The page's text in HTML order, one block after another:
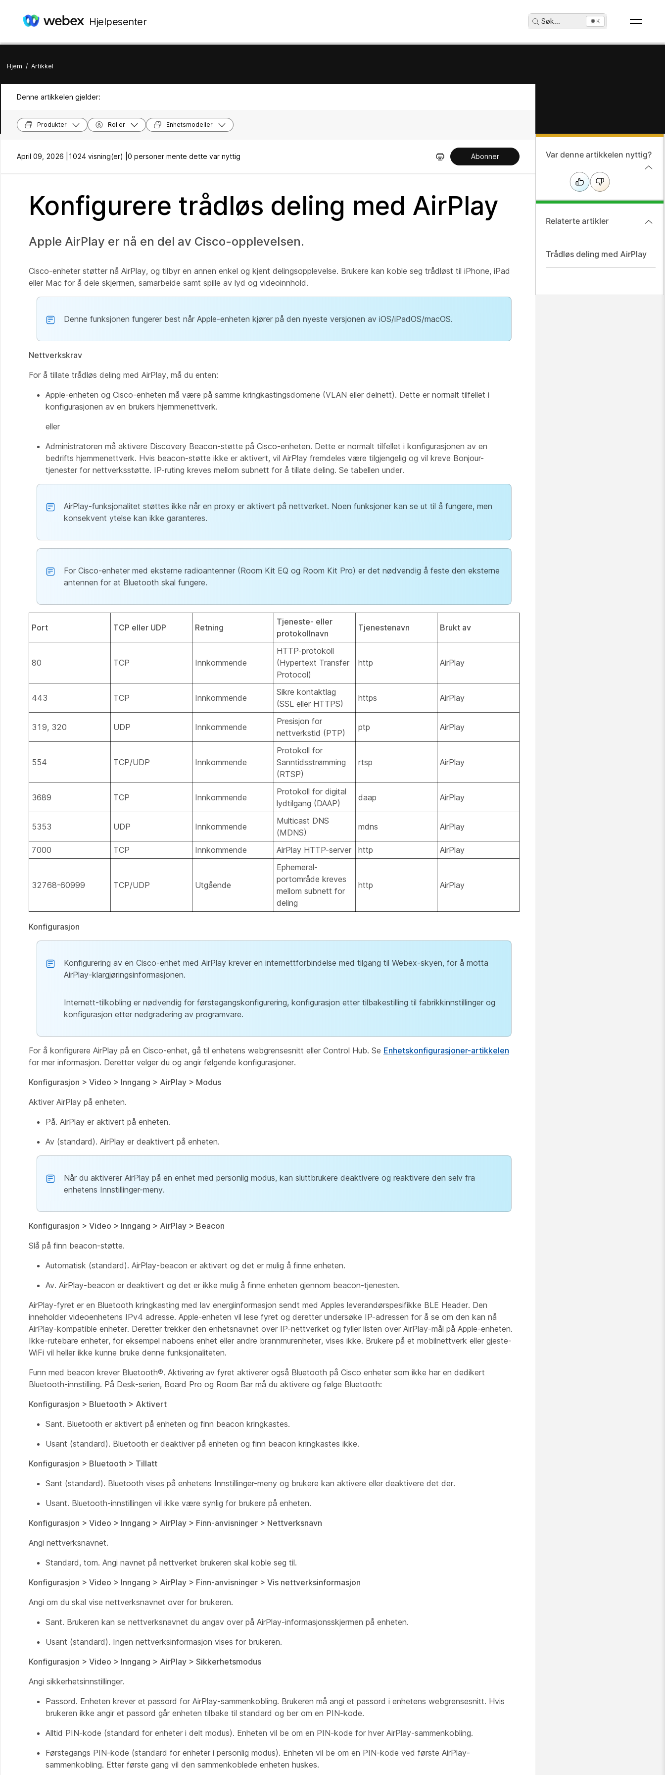
Hjelpesenter Søk... ⌘K
Hjem / Artikkel
Denne artikkelen gjelder:
Produkter Roller Enhetsmodeller
April 09, 2026 | 1024 visning(er) | 0 personer mente dette var nyttig Abonner
Konfigurere trådløs deling med AirPlay
Apple AirPlay er nå en del av Cisco-opplevelsen.
Cisco-enheter støtter nå AirPlay, og tilbyr en annen enkel og kjent delingsopplevelse. Brukere kan koble seg trådløst til iPhone, iPad
eller Mac for å dele skjermen, samarbeide samt spille av lyd og videoinnhold.
Denne funksjonen fungerer best når Apple-enheten kjører på den nyeste versjonen av iOS/iPadOS/macOS.
Nettverkskrav
For å tillate trådløs deling med AirPlay, må du enten:
Apple-enheten og Cisco-enheten må være på samme kringkastingsdomene (VLAN eller delnett). Dette er normalt tilfellet i
konfigurasjonen av en brukers hjemmenettverk.
eller
Administratoren må aktivere Discovery Beacon-støtte på Cisco-enheten. Dette er normalt tilfellet i konfigurasjonen av en
bedrifts hjemmenettverk. Hvis beacon-støtte ikke er aktivert, vil AirPlay fremdeles være tilgjengelig og vil kreve Bonjour-
tjenester for nettverksstøtte. IP-ruting kreves mellom subnett for å tillate deling. Se tabellen under.
AirPlay-funksjonalitet støttes ikke når en proxy er aktivert på nettverket. Noen funksjoner kan se ut til å fungere, men
konsekvent ytelse kan ikke garanteres.
For Cisco-enheter med eksterne radioantenner (Room Kit EQ og Room Kit Pro) er det nødvendig å feste den eksterne
antennen for at Bluetooth skal fungere.
Port TCP eller UDP Retning
Tjeneste- eller
protokollnavn
Tjenestenavn Brukt av
80 TCP Innkommende
HTTP-protokoll
(Hypertext Transfer
Protocol)
http AirPlay
443 TCP Innkommende
Sikre kontaktlag
(SSL eller HTTPS)
https AirPlay
319, 320 UDP Innkommende
Presisjon for
nettverkstid (PTP)
ptp AirPlay
554 TCP/UDP Innkommende
Protokoll for
Sanntidsstrømming
(RTSP)
rtsp AirPlay
3689 TCP Innkommende
Protokoll for digital
lydtilgang (DAAP)
daap AirPlay
5353 UDP Innkommende
Multicast DNS
(MDNS)
mdns AirPlay
7000 TCP Innkommende AirPlay HTTP-server http AirPlay
32768-60999 TCP/UDP Utgående
Ephemeral-
portområde kreves
mellom subnett for
deling
http AirPlay
Konfigurasjon
Konfigurering av en Cisco-enhet med AirPlay krever en internettforbindelse med tilgang til Webex-skyen, for å motta
AirPlay-klargjøringsinformasjonen.
Internett-tilkobling er nødvendig for førstegangskonfigurering, konfigurasjon etter tilbakestilling til fabrikkinnstillinger og
konfigurasjon etter nedgradering av programvare.
For å konfigurere AirPlay på en Cisco-enhet, gå til enhetens webgrensesnitt eller Control Hub. Se Enhetskonfigurasjoner-artikkelen
for mer informasjon. Deretter velger du og angir følgende konfigurasjoner.
Konfigurasjon > Video > Inngang > AirPlay > Modus
Aktiver AirPlay på enheten.
På. AirPlay er aktivert på enheten.
Av (standard). AirPlay er deaktivert på enheten.
Når du aktiverer AirPlay på en enhet med personlig modus, kan sluttbrukere deaktivere og reaktivere den selv fra
enhetens Innstillinger-meny.
Konfigurasjon > Video > Inngang > AirPlay > Beacon
Slå på finn beacon-støtte.
Automatisk (standard). AirPlay-beacon er aktivert og det er mulig å finne enheten.
Av. AirPlay-beacon er deaktivert og det er ikke mulig å finne enheten gjennom beacon-tjenesten.
AirPlay-fyret er en Bluetooth kringkasting med lav energiinformasjon sendt med Apples leverandørspesifikke BLE Header. Den
inneholder videoenhetens IPv4 adresse. Apple-enheten vil lese fyret og deretter undersøke IP-adressen for å se om den kan nå
AirPlay-kompatible enheter. Deretter trekker den enhetsnavnet over IP-nettverket og fyller listen over AirPlay-mål på Apple-enheten.
Ikke-rutebare enheter, for eksempel naboens enhet eller andre brannmurenheter, vises ikke. Brukere på et mobilnettverk eller gjeste-
WiFi vil heller ikke kunne bruke denne funksjonaliteten.
Funn med beacon krever Bluetooth®. Aktivering av fyret aktiverer også Bluetooth på Cisco enheter som ikke har en dedikert
Bluetooth-innstilling. På Desk-serien, Board Pro og Room Bar må du aktivere og følge Bluetooth:
Konfigurasjon > Bluetooth > Aktivert
Sant. Bluetooth er aktivert på enheten og finn beacon kringkastes.
Usant (standard). Bluetooth er deaktiver på enheten og finn beacon kringkastes ikke.
Konfigurasjon > Bluetooth > Tillatt
Sant (standard). Bluetooth vises på enhetens Innstillinger-meny og brukere kan aktivere eller deaktivere det der.
Usant. Bluetooth-innstillingen vil ikke være synlig for brukere på enheten.
Konfigurasjon > Video > Inngang > AirPlay > Finn-anvisninger > Nettverksnavn
Angi nettverksnavnet.
Standard, tom. Angi navnet på nettverket brukeren skal koble seg til.
Konfigurasjon > Video > Inngang > AirPlay > Finn-anvisninger > Vis nettverksinformasjon
Angi om du skal vise nettverksnavnet over for brukeren.
Sant. Brukeren kan se nettverksnavnet du angav over på AirPlay-informasjonsskjermen på enheten.
Usant (standard). Ingen nettverksinformasjon vises for brukeren.
Konfigurasjon > Video > Inngang > AirPlay > Sikkerhetsmodus
Angi sikkerhetsinnstillinger.
Passord. Enheten krever et passord for AirPlay-sammenkobling. Brukeren må angi et passord i enhetens webgrensesnitt. Hvis
brukeren ikke angir et passord går enheten tilbake til standard og ber om en PIN-kode.
Alltid PIN-kode (standard for enheter i delt modus). Enheten vil be om en PIN-kode for hver AirPlay-sammenkobling.
Førstegangs PIN-kode (standard for enheter i personlig modus). Enheten vil be om en PIN-kode ved første AirPlay-
sammenkobling. Etter første gang vil den sammenkoblede enheten huskes.
Var denne artikkelen nyttig?
Relaterte artikler
Trådløs deling med AirPlay